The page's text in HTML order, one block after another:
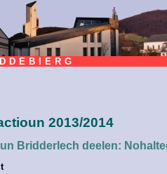
2013/2014
Bridderlech deelen: